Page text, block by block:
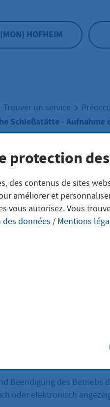
(MON) HOFHEIM
Trouver un service
Schießstätte - Aufnahme
Beendigung des Betriebs
oder elektronisch
protection
des contenus de sites
améliorer et
vous autorisez. Vous
données / Mentions